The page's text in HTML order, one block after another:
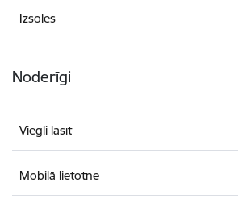
Izsoles
Noderīgi
Viegli lasīt
Mobilā lietotne